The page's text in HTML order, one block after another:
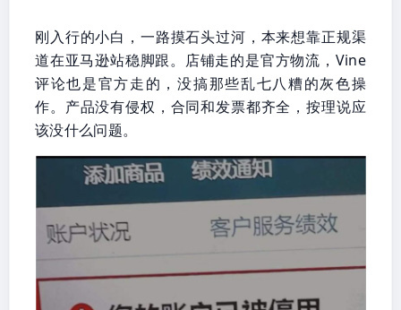
刚入行的小白，一路摸石头过河，本来想靠正规渠
道在亚马逊站稳脚跟。店铺走的是官方物流，Vine
评论也是官方走的，没搞那些乱七八糟的灰色操
作。产品没有侵权，合同和发票都齐全，按理说应
该没什么问题。